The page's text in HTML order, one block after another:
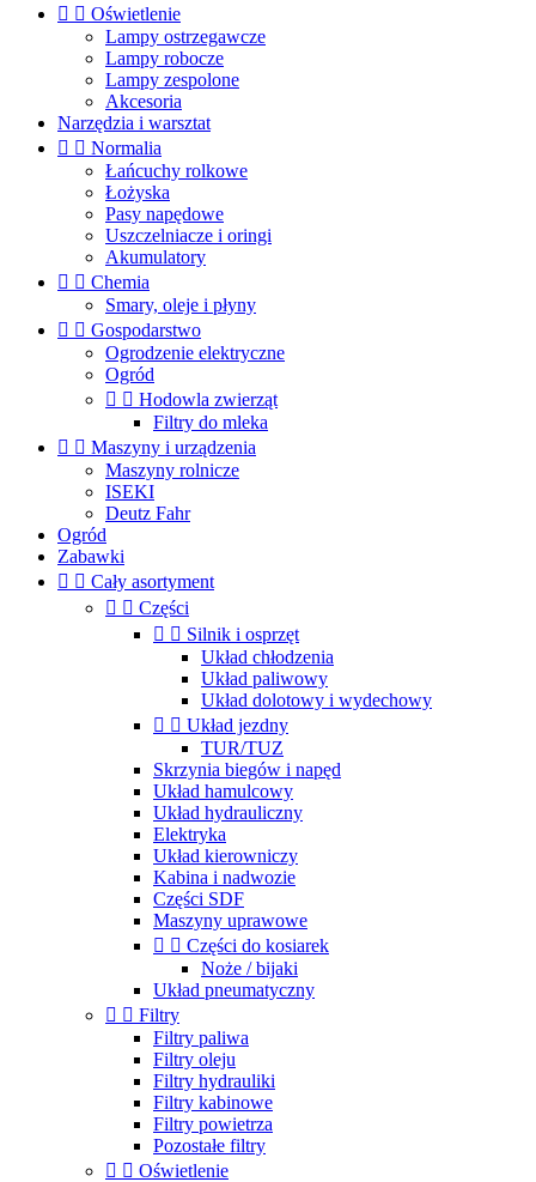
  Oświetlenie
Lampy ostrzegawcze
Lampy robocze
Lampy zespolone
Akcesoria
Narzędzia i warsztat
  Normalia
Łańcuchy rolkowe
Łożyska
Pasy napędowe
Uszczelniacze i oringi
Akumulatory
  Chemia
Smary, oleje i płyny
  Gospodarstwo
Ogrodzenie elektryczne
Ogród
  Hodowla zwierząt
Filtry do mleka
  Maszyny i urządzenia
Maszyny rolnicze
ISEKI
Deutz Fahr
Ogród
Zabawki
  Cały asortyment
  Części
  Silnik i osprzęt
Układ chłodzenia
Układ paliwowy
Układ dolotowy i wydechowy
  Układ jezdny
TUR/TUZ
Skrzynia biegów i napęd
Układ hamulcowy
Układ hydrauliczny
Elektryka
Układ kierowniczy
Kabina i nadwozie
Części SDF
Maszyny uprawowe
  Części do kosiarek
Noże / bijaki
Układ pneumatyczny
  Filtry
Filtry paliwa
Filtry oleju
Filtry hydrauliki
Filtry kabinowe
Filtry powietrza
Pozostałe filtry
  Oświetlenie